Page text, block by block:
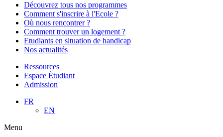
Découvrez tous nos programmes
Comment s'inscrire à l'Ecole ?
Où nous rencontrer ?
Comment trouver un logement ?
Etudiants en situation de handicap
Nos actualités
Ressources
Espace Étudiant
Admission
FR
EN
Menu